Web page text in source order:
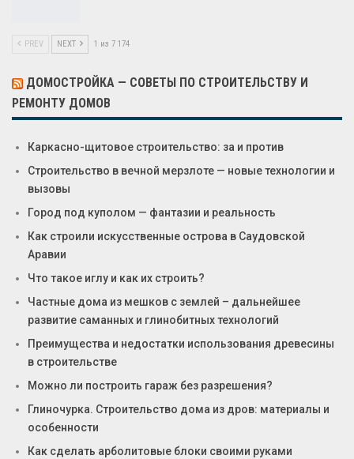
PREV NEXT 1 из 7 174
ДОМОСТРОЙКА — СОВЕТЫ ПО СТРОИТЕЛЬСТВУ И
РЕМОНТУ ДОМОВ
Каркасно-щитовое строительство: за и против
Строительство в вечной мерзлоте — новые технологии и
вызовы
Город под куполом — фантазии и реальность
Как строили искусственные острова в Саудовской
Аравии
Что такое иглу и как их строить?
Частные дома из мешков с землей – дальнейшее
развитие саманных и глинобитных технологий
Преимущества и недостатки использования древесины
в строительстве
Можно ли построить гараж без разрешения?
Глиночурка. Строительство дома из дров: материалы и
особенности
Как сделать арболитовые блоки своими руками